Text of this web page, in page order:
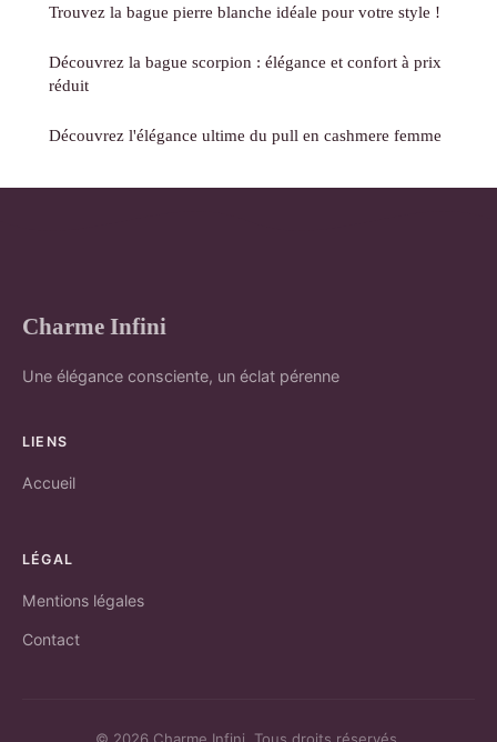
Trouvez la bague pierre blanche idéale pour votre style !
Découvrez la bague scorpion : élégance et confort à prix
réduit
Découvrez l'élégance ultime du pull en cashmere femme
Charme Infini
Une élégance consciente, un éclat pérenne
LIENS
Accueil
LÉGAL
Mentions légales
Contact